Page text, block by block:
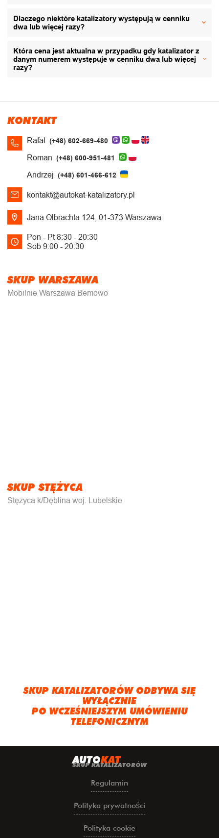
Dlaczego niektóre katalizatory występują w cenniku
dwa lub więcej razy?
Która cena jest aktualna w przypadku gdy katalizator z
danym numerem występuje w cenniku dwa lub więcej
razy?
KONTAKT
Rafał (+48) 602-669-480
Roman (+48) 600-951-481
Andrzej (+48) 601-466-612
kontakt@autokat-katalizatory.pl
Jana Olbrachta 124, 01-373 Warszawa
Pon - Pt 8:30 - 20:30
Sob 9:00 - 20:30
SKUP WARSZAWA
Mobilnie Warszawa Bemowo
SKUP STĘŻYCA
Stężyca k/Dęblina woj. Lubelskie
SKUP KATALIZATORÓW ODBYWA SIĘ
WYŁĄCZNIE
PO WCZEŚNIEJSZYM UMÓWIENIU
TELEFONICZNYM
AUTOKAT
SKUP KATALIZATORÓW
Regulamin
Polityka prywatności
Polityka cookie